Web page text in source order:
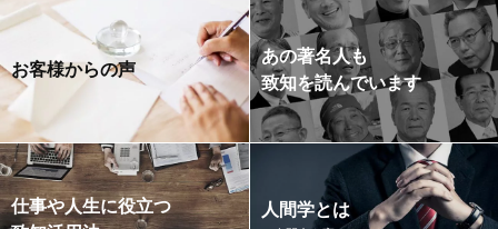
お客様からの声
あの著名人も
致知を読んでいます
仕事や人生に役立つ
人間学とは